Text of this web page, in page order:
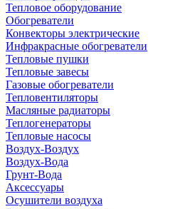
Тепловое оборудование
Обогреватели
Конвекторы электрические
Инфракрасные обогреватели
Тепловые пушки
Тепловые завесы
Газовые обогреватели
Тепловентиляторы
Масляные радиаторы
Теплогенераторы
Тепловые насосы
Воздух-Воздух
Воздух-Вода
Грунт-Вода
Аксессуары
Осушители воздуха